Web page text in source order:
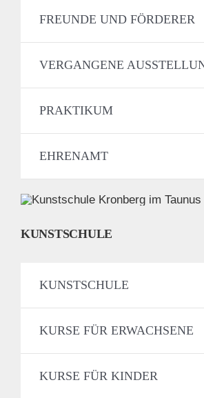
FREUNDE UND FÖRDERER
VERGANGENE
PRAKTIKUM
EHRENAMT
KUNSTSCHULE
KUNSTSCHULE
KURSE FÜR ERWACHSENE
KURSE FÜR KINDER